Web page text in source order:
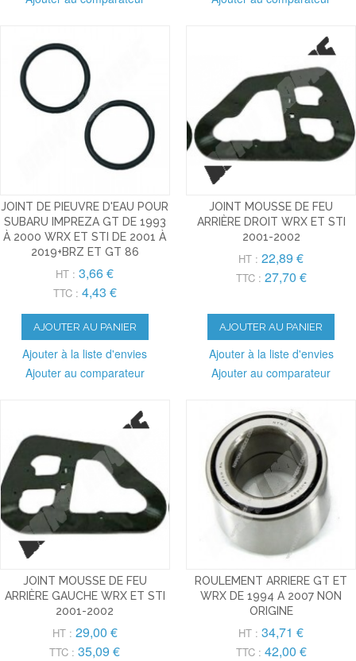
JOINT DE PIEUVRE D'EAU POUR
SUBARU IMPREZA GT DE 1993
À 2000 WRX ET STI DE 2001 À
2019+BRZ ET GT 86
HT : 3,66 €
TTC : 4,43 €
AJOUTER AU PANIER
Ajouter à la liste d'envies
Ajouter au comparateur
JOINT MOUSSE DE FEU
ARRIÈRE DROIT WRX ET STI
2001-2002
HT : 22,89 €
TTC : 27,70 €
AJOUTER AU PANIER
Ajouter à la liste d'envies
Ajouter au comparateur
JOINT MOUSSE DE FEU
ARRIÈRE GAUCHE WRX ET STI
2001-2002
HT : 29,00 €
TTC : 35,09 €
ROULEMENT ARRIERE GT ET
WRX DE 1994 A 2007 NON
ORIGINE
HT : 34,71 €
TTC : 42,00 €